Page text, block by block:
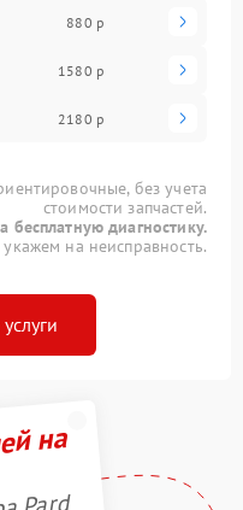
880 р
1580 р
2180 р
без учета
стоимости запчастей.
бесплатную диагностику.
на неисправность.
на